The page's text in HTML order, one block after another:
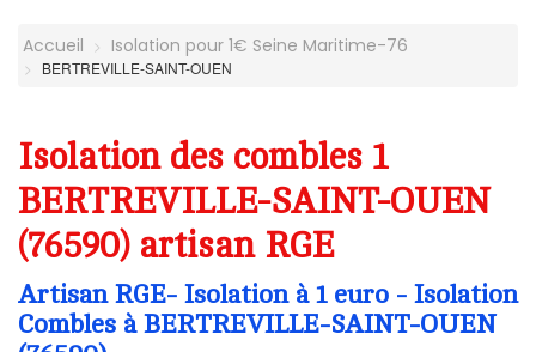
Accueil Isolation pour 1€ Seine Maritime-76
BERTREVILLE-SAINT-OUEN
Isolation des combles 1
BERTREVILLE-SAINT-OUEN
(76590) artisan RGE
Artisan RGE- Isolation à 1 euro - Isolation
Combles à BERTREVILLE-SAINT-OUEN